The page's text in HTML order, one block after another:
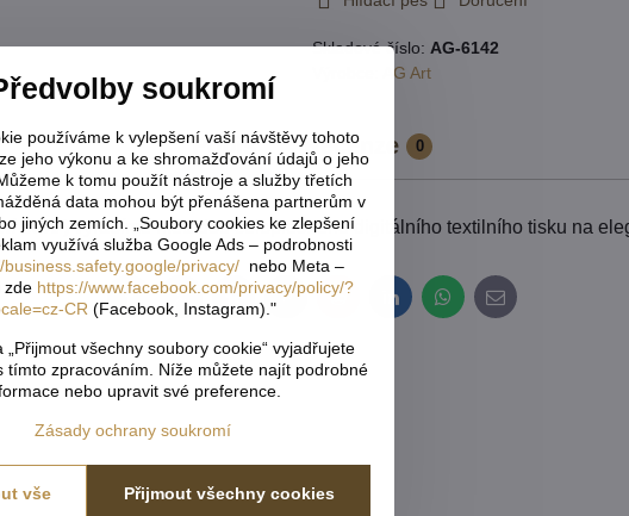
Skladové číslo: AG-6142
AG Art
Popis Recenze 0
80% ) vyrábíme metodou celoplošného digitálního textilního tisku na
FacebookTwitterBluesky LinkedInWhatsApp
E-
mail
soukromí
používáme k vylepšení vaší návštěvy tohoto
jeho výkonu a ke shromažďování údajů o jeho
k tomu použít nástroje a služby třetích
data mohou být přenášena partnerům v
jiných zemích. „Soubory cookies ke zlepšení
využívá služba Google Ads – podrobnosti
business.safety.google/privacy/nebo Meta –
zde https://www.facebook.com/privacy/policy/?
CR (Facebook, Instagram)."
„Přijmout všechny soubory cookie“ vyjadřujete
tímto zpracováním. Níže můžete najít podrobné
nebo upravit své preference.
Zásady ochrany soukromí
Přijmout všechny cookies
vše